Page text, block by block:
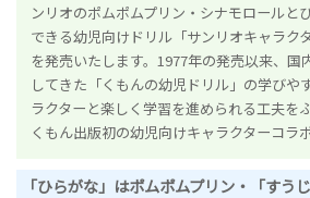
ンリオのポムポムプリン・シナモロールと
できる幼児向けドリル「サンリオキャラク
を発売いたします。1977年の発売以来、国
してきた「くもんの幼児ドリル」の学びや
ラクターと楽しく学習を進められる工夫を
くもん出版初の幼児向けキャラクターコラ
「ひらがな」はポムポムプリン・「すう